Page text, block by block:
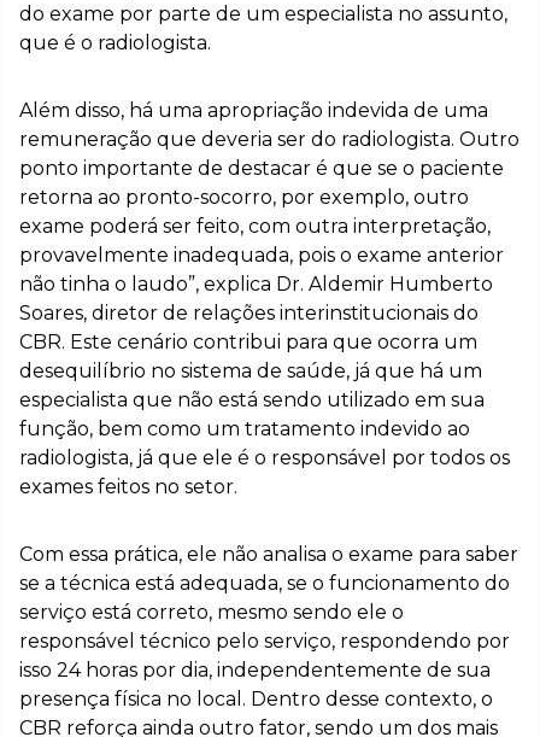
do exame por parte de um especialista no assunto,
que é o radiologista.
Além disso, há uma apropriação indevida de uma
remuneração que deveria ser do radiologista. Outro
ponto importante de destacar é que se o paciente
retorna ao pronto-socorro, por exemplo, outro
exame poderá ser feito, com outra interpretação,
provavelmente inadequada, pois o exame anterior
não tinha o laudo”, explica Dr. Aldemir Humberto
Soares, diretor de relações interinstitucionais do
CBR. Este cenário contribui para que ocorra um
desequilíbrio no sistema de saúde, já que há um
especialista que não está sendo utilizado em sua
função, bem como um tratamento indevido ao
radiologista, já que ele é o responsável por todos os
exames feitos no setor.
Com essa prática, ele não analisa o exame para saber
se a técnica está adequada, se o funcionamento do
serviço está correto, mesmo sendo ele o
responsável técnico pelo serviço, respondendo por
isso 24 horas por dia, independentemente de sua
presença física no local. Dentro desse contexto, o
CBR reforça ainda outro fator, sendo um dos mais